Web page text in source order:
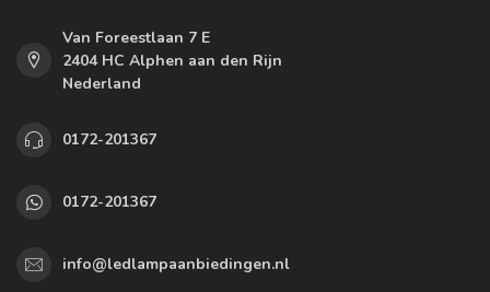
Van Foreestlaan 7 E
2404 HC Alphen aan den Rijn
Nederland
0172-201367
0172-201367
info@ledlampaanbiedingen.nl